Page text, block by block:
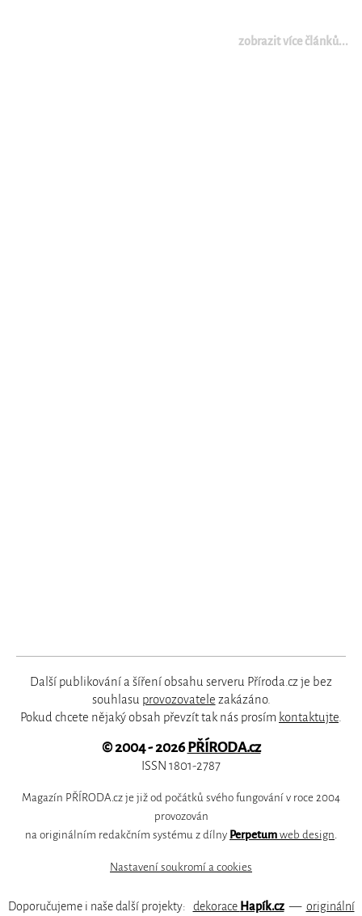
zobrazit více článků...
Další publikování a šíření obsahu serveru Příroda.cz je bez
souhlasu provozovatele zakázáno.
Pokud chcete nějaký obsah převzít tak nás prosím kontaktujte
© 2004 - 2026PŘÍRODA.cz
ISSN 1801-2787
Magazín PŘÍRODA.cz je již od počátků svého fungování v roce 2004
provozován
na originálním redakčním systému z dílny Perpetum web design.
Nastavení soukromí a cookies
Doporučujeme i naše další projekty: dekorace Hapík.cz— originální